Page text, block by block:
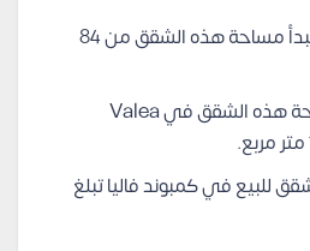
تبدأ مساحة هذه الشقق من 84
مساحة هذه الشقق في Valea
للبيع في كمبوند فاليا تبلغ